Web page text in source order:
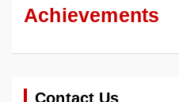
Achievements